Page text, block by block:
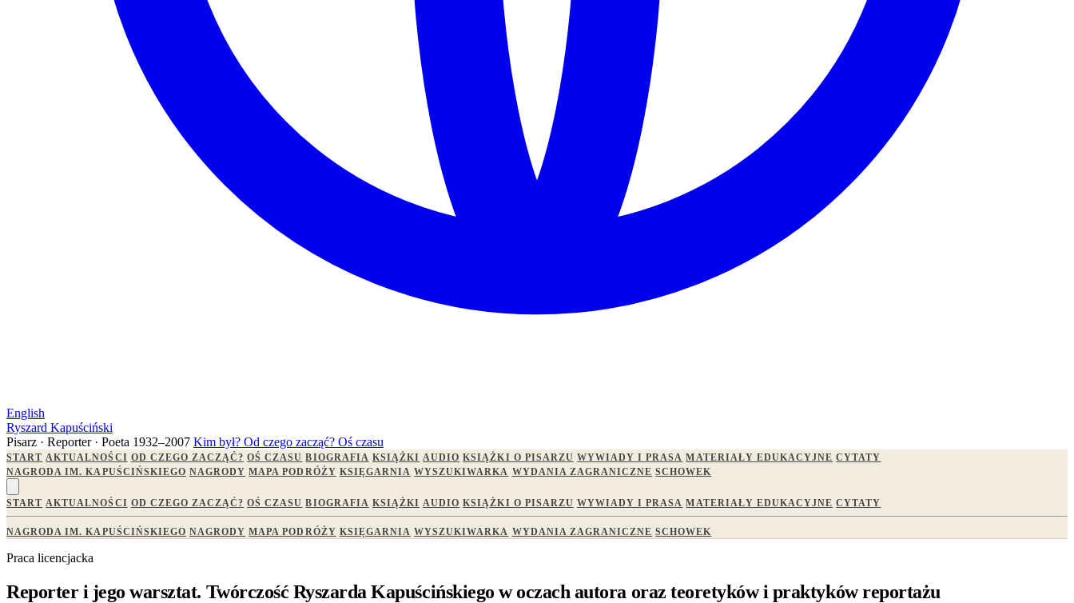
English
Ryszard Kapuściński
Pisarz · Reporter · Poeta 1932–2007 Kim był? Od czego zacząć? Oś czasu
START AKTUALNOŚCI OD CZEGO ZACZĄĆ? OŚ CZASU BIOGRAFIA KSIĄŻKI AUDIO KSIĄŻKI O PISARZU WYWIADY I PRASA MATERIAŁY EDUKACYJNE CYTATY
NAGRODA IM. KAPUŚCIŃSKIEGO NAGRODY MAPA PODRÓŻY KSIĘGARNIA WYSZUKIWARKA WYDANIA ZAGRANICZNE SCHOWEK
START AKTUALNOŚCI OD CZEGO ZACZĄĆ? OŚ CZASU BIOGRAFIA KSIĄŻKI AUDIO KSIĄŻKI O PISARZU WYWIADY I PRASA MATERIAŁY EDUKACYJNE CYTATY
NAGRODA IM. KAPUŚCIŃSKIEGO NAGRODY MAPA PODRÓŻY KSIĘGARNIA WYSZUKIWARKA WYDANIA ZAGRANICZNE SCHOWEK
Praca licencjacka
Reporter i jego warsztat. Twórczość Ryszarda Kapuścińskiego w oczach autora oraz teoretyków i praktyków reportażu